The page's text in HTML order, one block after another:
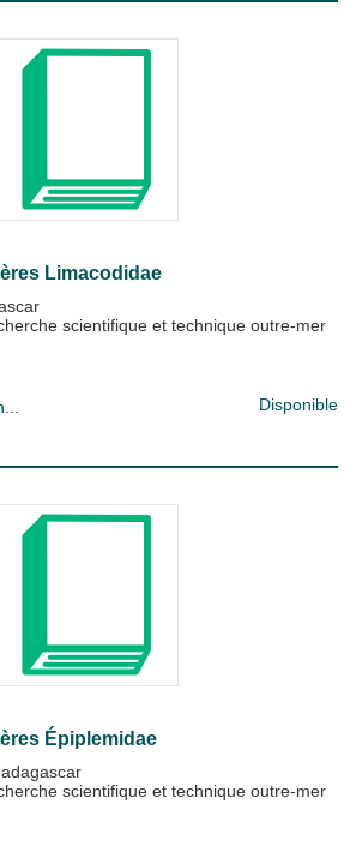
Limacodidae
scientifique et technique outre-mer
Disponible
Épiplemidae
scientifique et technique outre-mer